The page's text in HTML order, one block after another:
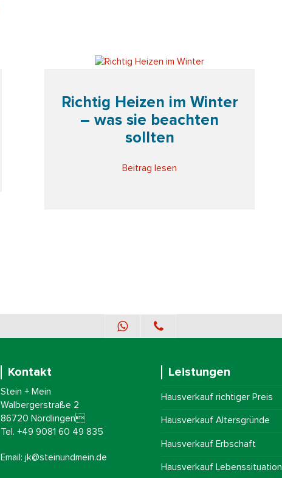
Richtig Heizen im Winter
– was sie beachten
sollten
Beitrag lesen
WhatsappTelefon
Kontakt
Stein + Mein
Walbergerstraße 2
86720 Nördlingen
Tel. +49 9081 60 49 835
Email: jk@steinundmein.de
Leistungen
Hausverkauf richtiger Preis
Hausverkauf Altersgründe
Hausverkauf Erbschaft
Hausverkauf Lebenssituation